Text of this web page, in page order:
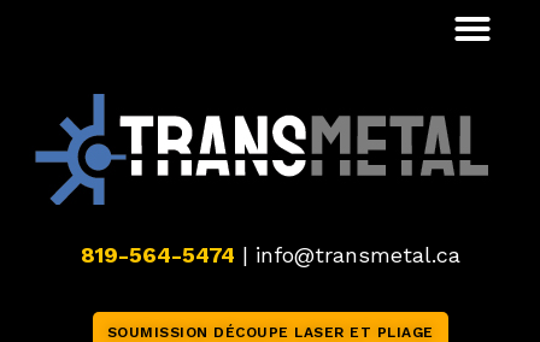
819-564-5474 | info@transmetal.ca
SOUMISSION DÉCOUPE LASER ET PLIAGE